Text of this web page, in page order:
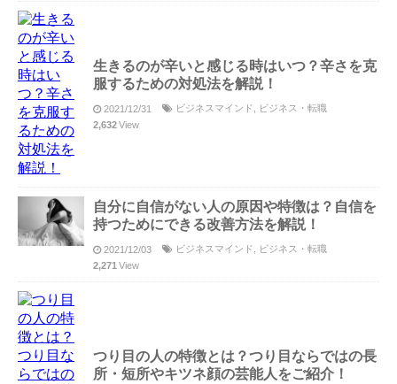
生きるのが辛いと感じる時はいつ？辛さを克
服するための対処法を解説！
2021/12/31 ビジネスマインド
ビジネス・転職
2,632View
自分に自信がない人の原因や特徴は？自信を
持つためにできる改善方法を解説！
2021/12/03 ビジネスマインド
ビジネス・転職
2,271 View
つり目の人の特徴とは？つり目ならではの長
所・短所やキツネ顔の芸能人をご紹介！